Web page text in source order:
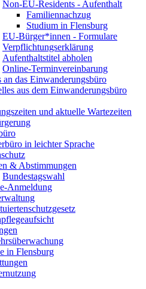
Non-EU-Residents - Aufenthalt
Familiennachzug
Studium in Flensburg
EU-Bürger*innen - Formulare
Verpflichtungserklärung
Aufenthaltstitel abholen
Online-Terminvereinbarung
an das Einwanderungsbüro
aus dem Einwanderungsbüro
und aktuelle Wartezeiten
in leichter Sprache
& Abstimmungen
Bundestagswahl
Anmeldung
in Flensburg